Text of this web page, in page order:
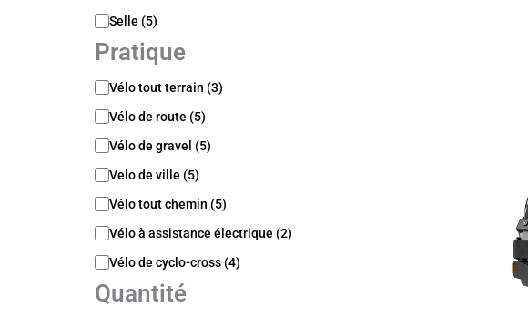
P
s
t
i
o
n
Selle (5)
Pratique
P
a
t
i
q
e
Vélo tout terrain (3)
Vélo de route (5)
Vélo de gravel (5)
Velo de ville (5)
Vélo tout chemin (5)
Vélo à assistance électrique (2)
Vélo de cyclo-cross (4)
Quantité